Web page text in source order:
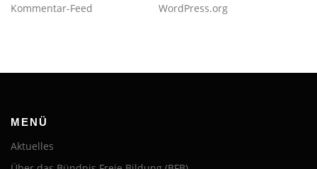
Kommentar-Feed
WordPress.org
MENÜ
Aktuelles